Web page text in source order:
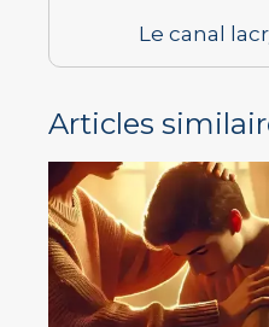
Le canal
Articles